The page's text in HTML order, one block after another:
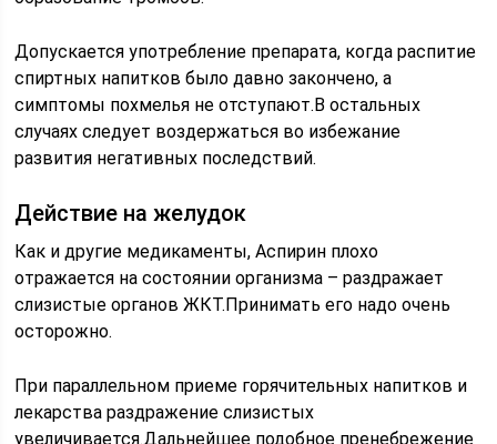
Допускается употребление препарата, когда распитие
спиртных напитков было давно закончено, а
симптомы похмелья не отступают.В остальных
случаях следует воздержаться во избежание
развития негативных последствий.
Действие на желудок
Как и другие медикаменты, Аспирин плохо
отражается на состоянии организма – раздражает
слизистые органов ЖКТ.Принимать его надо очень
осторожно.
При параллельном приеме горячительных напитков и
лекарства раздражение слизистых
увеличивается.Дальнейшее подобное пренебрежение